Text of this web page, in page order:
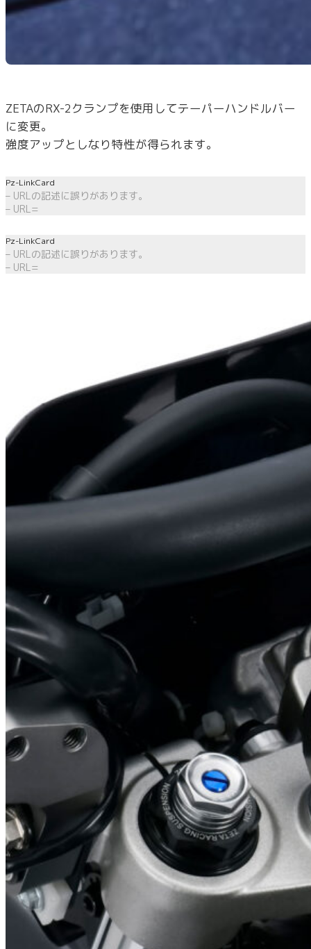
ZETAのRX-2クランプを使用してテーパーハンドルバー
に変更。
強度アップとしなり特性が得られます。
Pz-LinkCard
– URLの記述に誤りがあります。
– URL=
Pz-LinkCard
– URLの記述に誤りがあります。
– URL=